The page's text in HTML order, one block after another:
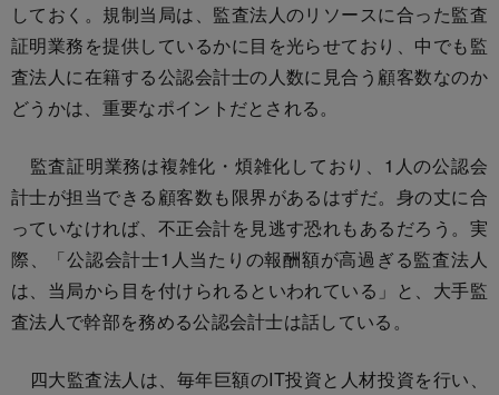
しておく。規制当局は、監査法人のリソースに合った監査
証明業務を提供しているかに目を光らせており、中でも監
査法人に在籍する公認会計士の人数に見合う顧客数なのか
どうかは、重要なポイントだとされる。
監査証明業務は複雑化・煩雑化しており、1人の公認会
計士が担当できる顧客数も限界があるはずだ。身の丈に合
っていなければ、不正会計を見逃す恐れもあるだろう。実
際、「公認会計士1人当たりの報酬額が高過ぎる監査法人
は、当局から目を付けられるといわれている」と、大手監
査法人で幹部を務める公認会計士は話している。
四大監査法人は、毎年巨額のIT投資と人材投資を行い、